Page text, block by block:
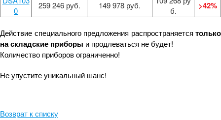
0
259 246 руб. 149 978 руб.
б.
>42%
Действие специального предложения распространяется только
на складские приборы и продлеваться не будет!
Количество приборов ограниченно!
Не упустите уникальный шанс!
Возврат к списку